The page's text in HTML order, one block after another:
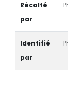
Récolté
par
Identifié
par